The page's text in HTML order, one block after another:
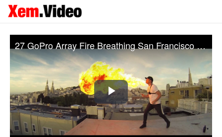
Play
Video
27 GoPro Array Fire Breathing San Francisco ft. GLDMTN || SKYLINE